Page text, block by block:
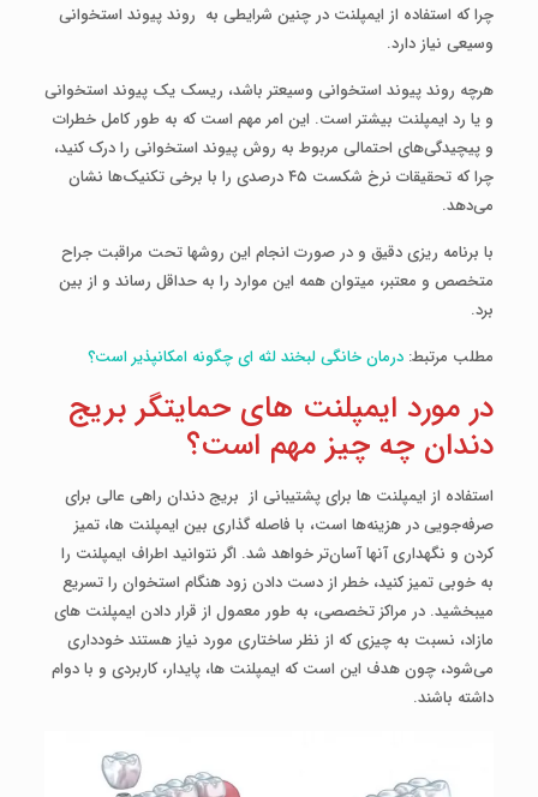
چرا که استفاده از ایمپلنت در چنین شرایطی به روند پیوند استخوانی
وسیعی نیاز دارد.
هرچه روند پیوند استخوانی وسیع­تر باشد، ریسک یک پیوند استخوانی
و یا رد ایمپلنت بیشتر است. این امر مهم است که به طور کامل خطرات
و پیچیدگی‌های احتمالی مربوط به روش پیوند استخوانی را درک کنید،
چرا که تحقیقات نرخ شکست ۴۵ درصدی را با برخی تکنیک‌ها نشان
می‌دهد.
با برنامه ­ریزی دقیق و در صورت انجام این روش­ها تحت مراقبت جراح
متخصص و معتبر، می­توان همه این موارد را به حداقل رساند و از بین
برد.
مطلب مرتبط: درمان خانگی لبخند لثه ای چگونه امکانپذیر است؟
در مورد ایمپلنت­ های حمایتگر بریج
دندان چه چیز مهم است؟
استفاده از ایمپلنت­ ها برای پشتیبانی از بریج دندان راهی عالی برای
صرفه‌جویی در هزینه‌ها است، با فاصله­ گذاری بین ایمپلنت ­ها، تمیز
کردن و نگهداری آنها آسان‌تر خواهد شد. اگر نتوانید اطراف ایمپلنت را
به خوبی تمیز کنید، خطر از دست دادن زود هنگام استخوان را تسریع
می­بخشید. در مراکز تخصصی، به طور معمول از قرار دادن ایمپلنت­ های
مازاد، نسبت به چیزی که از نظر ساختاری مورد نیاز هستند خودداری
می‌شود، چون هدف این است که ایمپلنت ­ها، پایدار، کاربردی و با دوام
داشته باشند.